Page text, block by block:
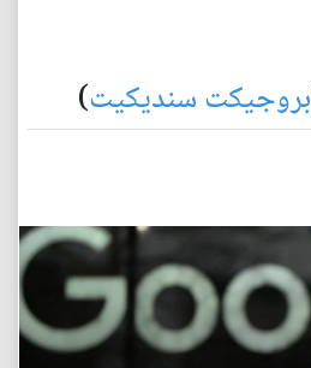
بروجيكت سنديكيت)